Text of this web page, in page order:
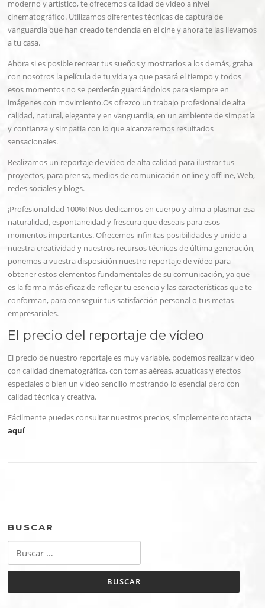
moderno y artístico, te ofrecemos calidad de video a nivel
cinematográfico. Utilizamos diferentes técnicas de captura de
vanguardia que han creado tendencia en el cine y ahora te las llevamos
a tu casa.
Ahora si es posible recrear tus sueños y mostrarlos a los demás, graba
con nosotros la película de tu vida ya que pasará el tiempo y todos
esos momentos no se perderán guardándolos para siempre en
imágenes con movimiento.Os ofrezco un trabajo profesional de alta
calidad, natural, elegante y en vanguardia, en un ambiente de simpatía
y confianza y simpatía con lo que alcanzaremos resultados
sensacionales.
Realizamos un reportaje de vídeo de alta calidad para ilustrar tus
proyectos, para prensa, medios de comunicación online y offline, Web,
redes sociales y blogs.
¡Profesionalidad 100%! Nos dedicamos en cuerpo y alma a plasmar esa
naturalidad, espontaneidad y frescura que deseais para esos
momentos importantes. Ofrecemos infinitas posibilidades y unido a
nuestra creatividad y nuestros recursos técnicos de última generación,
ponemos a vuestra disposición nuestro reportaje de vídeo para
obtener estos elementos fundamentales de su comunicación, ya que
es la forma más eficaz de reflejar tu esencia y las características que te
conforman, para conseguir tus satisfacción personal o tus metas
empresariales.
El precio del reportaje de vídeo
El precio de nuestro reportaje es muy variable, podemos realizar video
con calidad cinematográfica, con tomas aéreas, acuaticas y efectos
especiales o bien un video sencillo mostrando lo esencial pero con
calidad técnica y creativa.
Fácilmente puedes consultar nuestros precios, símplemente contacta
aquí
BUSCAR